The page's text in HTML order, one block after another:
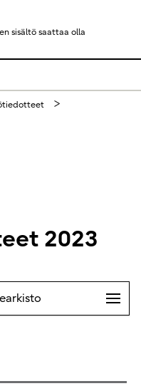
sisältö saattaa olla
to main contents
2023